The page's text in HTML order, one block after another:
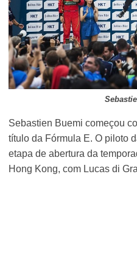
Sebastien Buemi começou
título da Fórmula E. O piloto
etapa de abertura da
Hong Kong, com Lucas di